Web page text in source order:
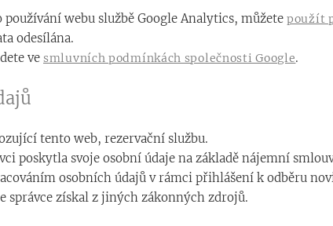
webu službě Google Analytics, můžete použít
odesílána.
ve smluvních podmínkách společnosti Google.
tento web, rezervační službu.
poskytla svoje osobní údaje na základě nájemní
osobních údajů v rámci přihlášení k odběru
správce získal z jiných zákonných zdrojů.